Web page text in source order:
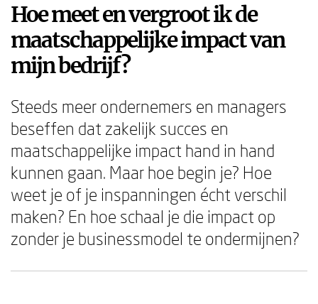
Hoe meet en vergroot ik de
maatschappelijke impact van
mijn bedrijf?
Steeds meer ondernemers en managers
beseffen dat zakelijk succes en
maatschappelijke impact hand in hand
kunnen gaan. Maar hoe begin je? Hoe
weet je of je inspanningen écht verschil
maken? En hoe schaal je die impact op
zonder je businessmodel te ondermijnen?